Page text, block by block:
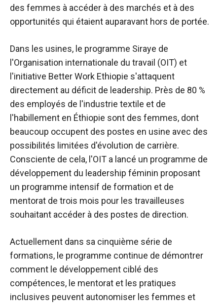
des femmes à accéder à des marchés et à des
opportunités qui étaient auparavant hors de portée.
Dans les usines, le programme Siraye de
l'Organisation internationale du travail (OIT) et
l'initiative Better Work Ethiopie s'attaquent
directement au déficit de leadership. Près de 80 %
des employés de l'industrie textile et de
l'habillement en Éthiopie sont des femmes, dont
beaucoup occupent des postes en usine avec des
possibilités limitées d'évolution de carrière.
Consciente de cela, l'OIT a lancé un programme de
développement du leadership féminin proposant
un programme intensif de formation et de
mentorat de trois mois pour les travailleuses
souhaitant accéder à des postes de direction.
Actuellement dans sa cinquième série de
formations, le programme continue de démontrer
comment le développement ciblé des
compétences, le mentorat et les pratiques
inclusives peuvent autonomiser les femmes et